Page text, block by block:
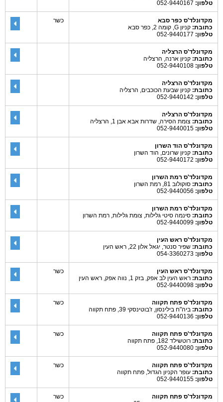
טלפון:
מקדונלד'ס כפר סבא
כתובת: קניון G, קומה 2, כפר סבא
טלפון:
כשר
מקדונלד'ס הרצליה
כתובת: קניון ארנה, הרצליה
טלפון:
מקדונלד'ס הרצליה
כתובת: קניון שבעת הכוכבים, הרצליה
טלפון:
מקדונלד'ס הרצליה
כתובת: צומת הסירה, שדרות אבא אבן 1, הרצליה
טלפון:
מקדונלד'ס הוד השרון
כתובת: קניון שרונים, הוד השרון
טלפון:
מקדונלד'ס רמת השרון
כתובת: סוקולוב 81, רמת השרון
טלפון:
מקדונלד'ס רמת השרון
כתובת: סינמה סיטי גלילות, צומת גלילות, רמת השרון
טלפון:
מקדונלד'ס ראש העין
כתובת: שפיר סנטר, יגאל אלון 22, ראש העין
טלפון:
מקדונלד'ס ראש העין
כתובת: ראש העין לב אפק, בזק 1, נווה אפק, ראש העין
טלפון:
כשר
מקדונלד'ס פתח תקווה
כתובת: ביה"ח בילינסון, ז'בוטינסקי 39, פתח תקווה
טלפון:
כשר
מקדונלד'ס פתח תקווה
כתובת: רוטשילד 182, פתח תקווה
טלפון:
כשר
מקדונלד'ס פתח תקווה
כתובת: עופר הקניון הגדול, פתח תקווה
טלפון:
כשר
מקדונלד'ס פתח תקווה
כשר